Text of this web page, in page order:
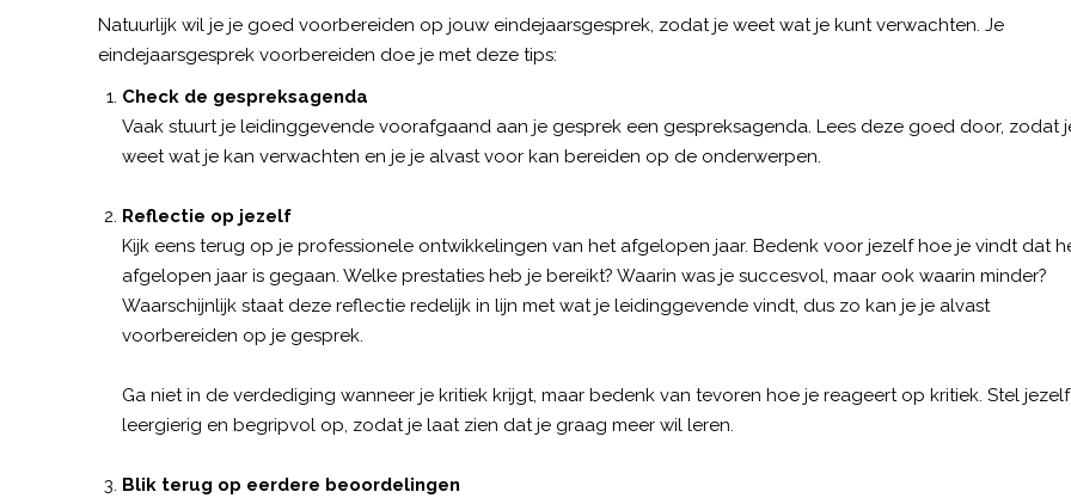
Natuurlijk wil je je goed voorbereiden op jouw eindejaarsgesprek, zodat je weet wat je kunt verwachten. Je
eindejaarsgesprek voorbereiden doe je met deze tips:
Check de gespreksagenda
Vaak stuurt je leidinggevende voorafgaand aan je gesprek een gespreksagenda. Lees deze goed door, zodat
weet wat je kan verwachten en je je alvast voor kan bereiden op de onderwerpen.
Reflectie op jezelf
Kijk eens terug op je professionele ontwikkelingen van het afgelopen jaar. Bedenk voor jezelf hoe je vindt dat
afgelopen jaar is gegaan. Welke prestaties heb je bereikt? Waarin was je succesvol, maar ook waarin minder?
Waarschijnlijk staat deze reflectie redelijk in lijn met wat je leidinggevende vindt, dus zo kan je je alvast
voorbereiden op je gesprek.
Ga niet in de verdediging wanneer je kritiek krijgt, maar bedenk van tevoren hoe je reageert op kritiek. Stel jezelf
leergierig en begripvol op, zodat je laat zien dat je graag meer wil leren.
Blik terug op eerdere beoordelingen